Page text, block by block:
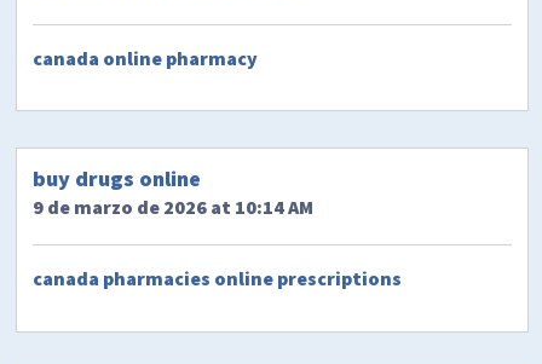
canada online pharmacy
buy drugs online
9 de marzo de 2026 at 10:14 AM
canada pharmacies online prescriptions